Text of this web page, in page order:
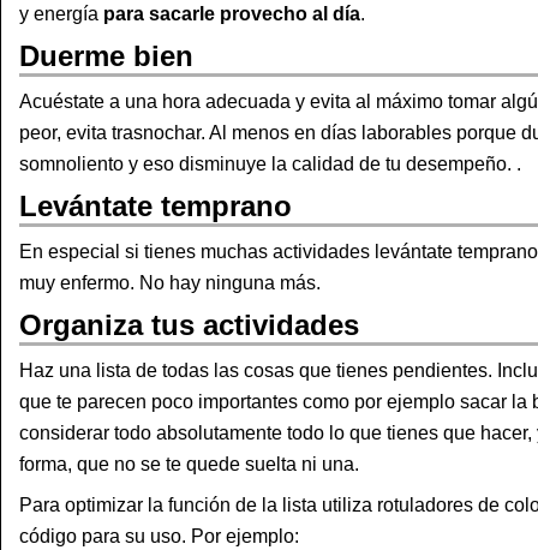
y energía para sacarle provecho al día.
Duerme bien
Acuéstate a una hora adecuada y evita al máximo tomar
peor, evita trasnochar. Al menos en días laborables porque
somnoliento y eso disminuye la calidad de tu desempeño. .
Levántate temprano
En especial si tienes muchas actividades levántate
muy enfermo. No hay ninguna más.
Organiza tus actividades
Haz una lista de todas las cosas que tienes pendientes.
que te parecen poco importantes como por ejemplo sacar la
considerar todo absolutamente todo lo que tienes que
forma, que no se te quede suelta ni una.
Para optimizar la función de la lista utiliza rotuladores de
código para su uso. Por ejemplo: